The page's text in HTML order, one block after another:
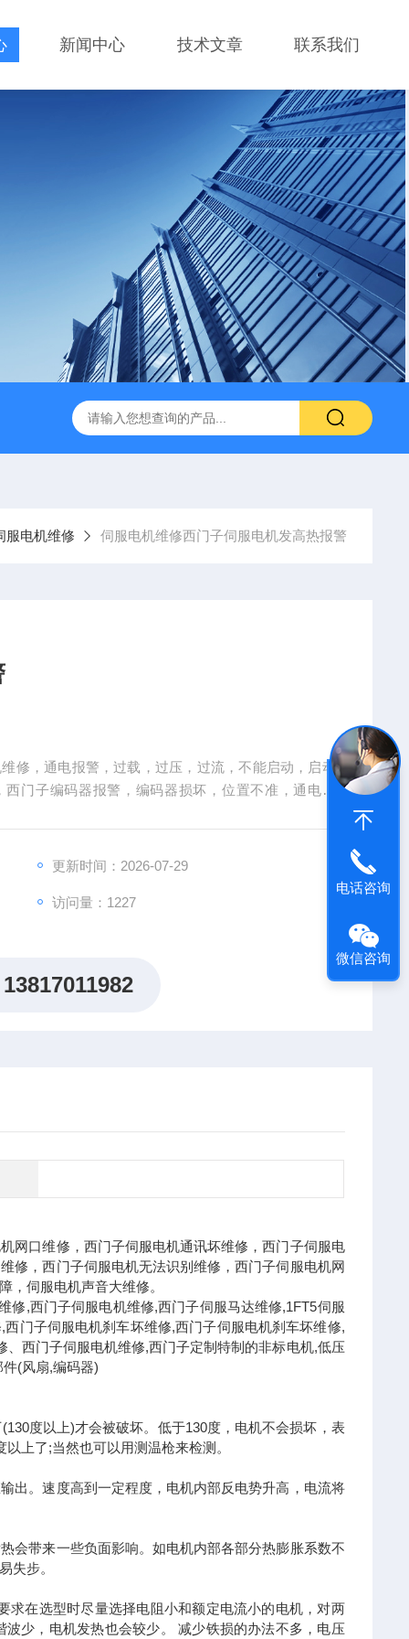
新闻中心 技术文章 联系我们
频器ACS88*代码F0010报警维修 FANUC数控系统常见故
服电机维修 伺服电机维修西门子伺服电机发高热报警
修，通电报警，过载，过压，过流，不能启动，启动
门子编码器报警，编码器损坏，位置不准，通电跳
更新时间：2026-07-29
访问量：1227
13817011982
网口维修，西门子伺服电机通讯坏维修，西门子伺服电
修，西门子伺服电机无法识别维修，西门子伺服电机网
，伺服电机声音大维修。
修,西门子伺服电机维修,西门子伺服马达维修,1FT5伺服
门子伺服电机刹车坏维修,西门子伺服电机刹车坏维修,
西门子伺服电机维修,西门子定制特制的非标电机,低压
(风扇,编码器)
度以上)才会被破坏。低于130度，电机不会损坏，表
上了;当然也可以用测温枪来检测。
出。速度高到一定程度，电机内部反电势升高，电流将
会带来一些负面影响。如电机内部各部分热膨胀系数不
失步。
求在选型时尽量选择电阻小和额定电流小的电机，对两
少，电机发热也会较少。 减少铁损的办法不多，电压
电话咨询
微信咨询